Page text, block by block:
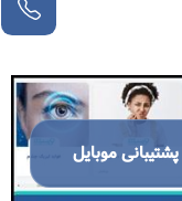
پشتیبانی موبایل